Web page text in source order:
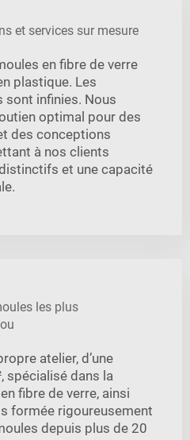
et services sur mesure
en fibre de verre
plastique. Les
infinies. Nous
optimal pour des
des conceptions
à nos clients
et une capacité
les plus
atelier, d’une
spécialisé dans la
fibre de verre, ainsi
formée rigoureusement
depuis plus de 20